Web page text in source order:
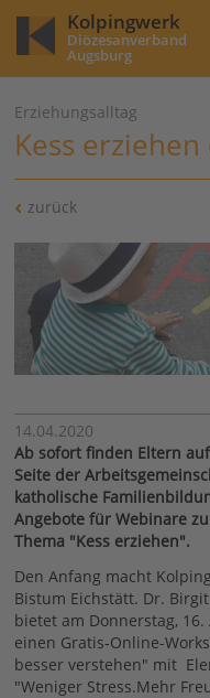
Kolpingwerk
Diözesanverband
Augsburg
Erziehungsalltag
Kess
zurück
14.04.2020
Ab sofort finden Eltern
Seite der
katholische
Angebote für Webinare
Thema "Kess erziehen".
Den Anfang macht
Bistum Eichstätt. Dr.
bietet am Donnerstag, 16.
einen Gratis-Online-
besser verstehen" mit
"Weniger Stress.Mehr